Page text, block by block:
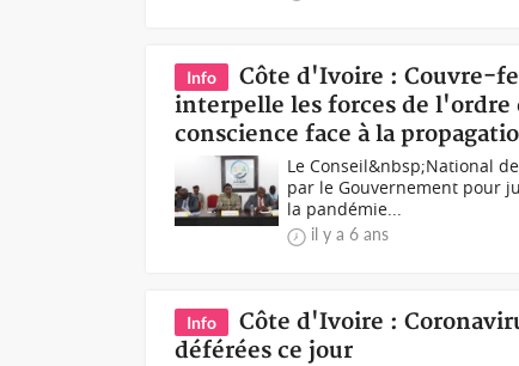
Info
Côte d'Ivoire : Couvre-
interpelle les forces de l'ordre
conscience face à la
Le Conseil&nbsp;National
par le Gouvernement pour
la pandémie...
il y a 6 ans
Info
Côte d'Ivoire :
déférées ce jour